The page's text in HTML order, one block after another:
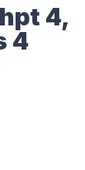
4,
4